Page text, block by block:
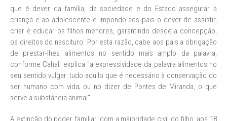
que é dever da família, da sociedade e do Estado assegurar à
criança e ao adolescente e impondo aos pais o dever de assistir,
criar e educar os filhos menores, garantindo desde a concepção,
os direitos do nascituro. Por esta razão, cabe aos pais a obrigação
de prestar-lhes alimentos no sentido mais amplo da palavra,
conforme Cahali explica "a expressividade da palavra alimentos no
seu sentido vulgar: tudo aquilo que é necessário à conservação do
ser humano com vida; ou no dizer de Pontes de Miranda, o que
serve a substância animal".
A extinção do poder familiar, com a maioridade civil do filho, aos 18